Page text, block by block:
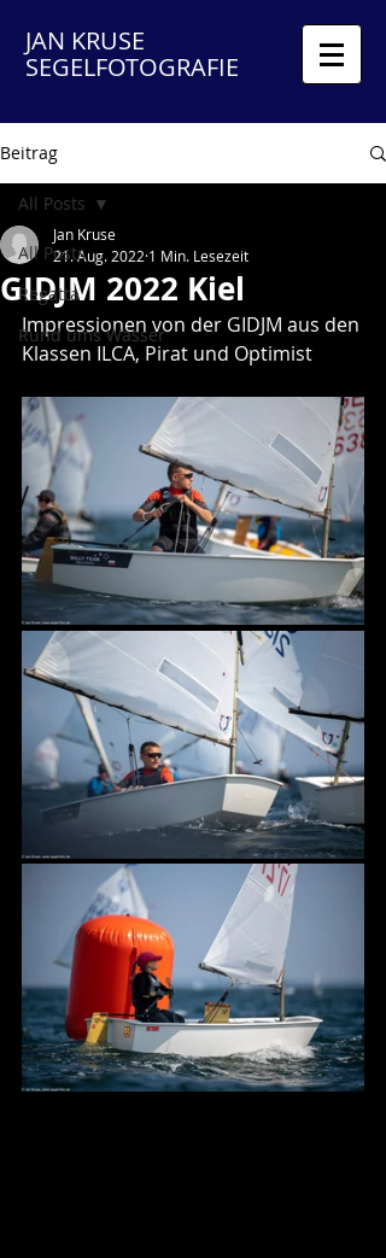
JAN KRUSE
SEGELFOTOGRAFIE
Beitrag
All Posts
Regatta
Rund ums Wasser
All Posts
GIDJM 2022 Kiel
Jan Kruse
21. Aug. 2022 1 Min. Lesezeit
Impressionen von der GIDJM aus den
Klassen ILCA, Pirat und Optimist